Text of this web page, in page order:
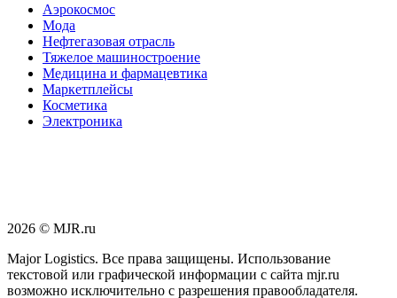
Аэрокосмос
Мода
Нефтегазовая отрасль
Тяжелое машиностроение
Медицина и фармацевтика
Маркетплейсы
Косметика
Электроника
2026 © MJR.ru
Major Logistics. Все права защищены. Использование
текстовой или графической информации с сайта mjr.ru
возможно исключительно с разрешения правообладателя.